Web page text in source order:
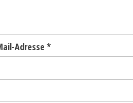
Adresse *